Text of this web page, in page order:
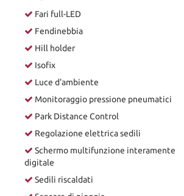
Fari full-LED
Fendinebbia
Hill holder
Isofix
Luce d'ambiente
Monitoraggio pressione pneumatici
Park Distance Control
Regolazione elettrica sedili
Schermo multifunzione interamente
digitale
Sedili riscaldati